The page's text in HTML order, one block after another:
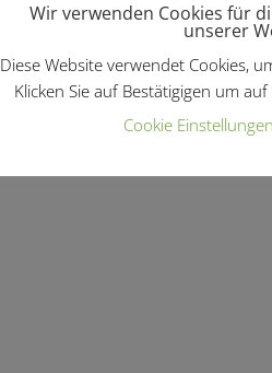
Wir verwenden Cookies für
unserer
Diese Website verwendet Cookies,
Klicken Sie auf Bestätigigen um
Cookie Einstellungen